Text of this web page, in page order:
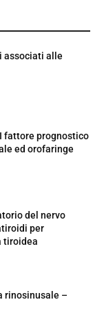
associati alle
fattore prognostico
ed orofaringe
del nervo
per
tiroidea
rinosinusale –